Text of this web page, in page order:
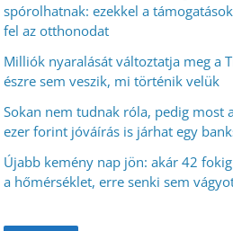
spórolhatnak: ezekkel a
fel az otthonodat
Milliók nyaralását változtatja meg a
észre sem veszik, mi történik velük
Sokan nem tudnak róla, pedig most
ezer forint jóváírás is járhat egy
Újabb kemény nap jön: akár 42
a hőmérséklet, erre senki sem